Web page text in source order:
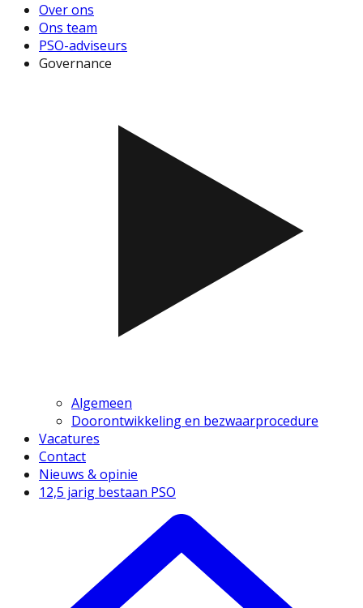
Over ons
Ons team
PSO-adviseurs
Governance
Algemeen
Doorontwikkeling en bezwaarprocedure
Vacatures
Contact
Nieuws & opinie
12,5 jarig bestaan PSO